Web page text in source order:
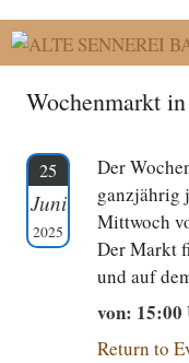
Inhalt
springen
Wochenmarkt
25
Juni
2025
Der
ganzjährig
Mittwoch
Der Markt
und auf
von:
Return to